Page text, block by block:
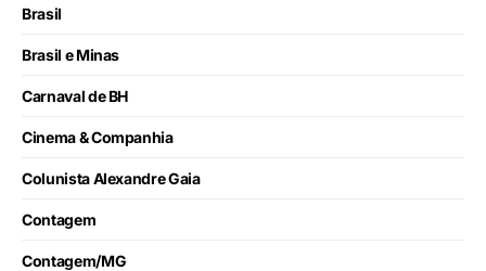
Brasil
Brasil e Minas
Carnaval de BH
Cinema & Companhia
Colunista Alexandre Gaia
Contagem
Contagem/MG